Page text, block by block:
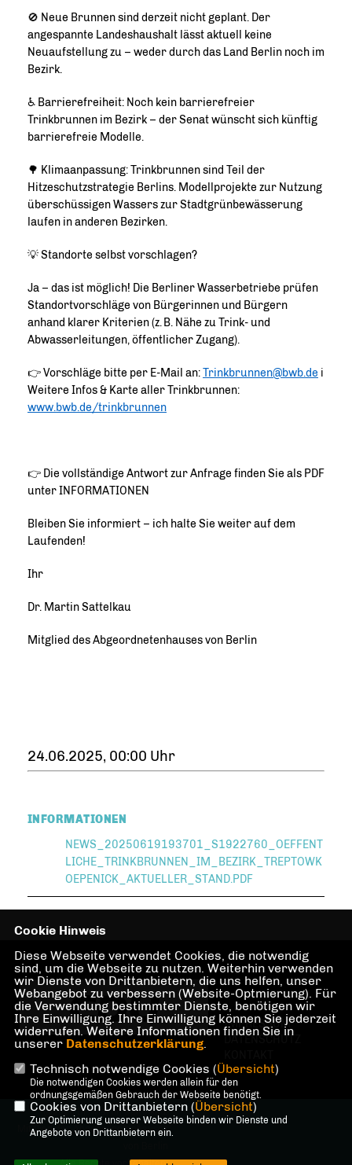
🚫 Neue Brunnen sind derzeit nicht geplant. Der
angespannte Landeshaushalt lässt aktuell keine
Neuaufstellung zu – weder durch das Land Berlin noch im
Bezirk.
♿ Barrierefreiheit: Noch kein barrierefreier
Trinkbrunnen im Bezirk – der Senat wünscht sich künftig
barrierefreie Modelle.
🌳 Klimaanpassung: Trinkbrunnen sind Teil der
Hitzeschutzstrategie Berlins. Modellprojekte zur Nutzung
überschüssigen Wassers zur Stadtgrünbewässerung
laufen in anderen Bezirken.
💡 Standorte selbst vorschlagen?
Ja – das ist möglich! Die Berliner Wasserbetriebe prüfen
Standortvorschläge von Bürgerinnen und Bürgern
anhand klarer Kriterien (z. B. Nähe zu Trink- und
Abwasserleitungen, öffentlicher Zugang).
👉 Vorschläge bitte per E-Mail an:Trinkbrunnen@bwb.de ℹ️
Weitere Infos & Karte aller Trinkbrunnen:
www.bwb.de/trinkbrunnen
👉 Die vollständige Antwort zur Anfrage finden Sie als PDF
unter INFORMATIONEN
Bleiben Sie informiert – ich halte Sie weiter auf dem
Laufenden!
Ihr
Dr. Martin Sattelkau
Mitglied des Abgeordnetenhauses von Berlin
24.06.2025, 00:00 Uhr
INFORMATIONEN
NEWS_20250619193701_S1922760_OEFFENT
LICHE_TRINKBRUNNEN_IM_BEZIRK_TREPTOWK
OEPENICK_AKTUELLER_STAND.PDF
IMPRESSUM
DATENSCHUTZ
@2026 Dr. Martin Sattelkau,
Mitglied des Abgeordnetenhauses
Cookie Hinweis
Diese Webseite verwendet Cookies, die notwendig
sind, um die Webseite zu nutzen. Weiterhin verwenden
wir Dienste von Drittanbietern, die uns helfen, unser
Webangebot zu verbessern (Website-Optmierung). Für
die Verwendung bestimmter Dienste, benötigen wir
Ihre Einwilligung. Ihre Einwilligung können Sie jederzeit
widerrufen. Weitere Informationen finden Sie in
unserer Datenschutzerklärung.
Technisch notwendige Cookies (Übersicht)
Die notwendigen Cookies werden allein für den
ordnungsgemäßen Gebrauch der Webseite benötigt.
Cookies von Drittanbietern (Übersicht)
Zur Optimierung unserer Webseite binden wir Dienste und
Angebote von Drittanbietern ein.